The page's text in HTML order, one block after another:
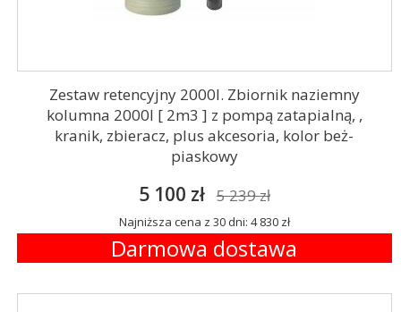
Zestaw retencyjny 2000l. Zbiornik naziemny
kolumna 2000l [ 2m3 ] z pompą zatapialną, ,
kranik, zbieracz, plus akcesoria, kolor beż-
piaskowy
5 100 zł 5 239 zł
Najniższa cena z 30 dni: 4 830 zł
Darmowa dostawa